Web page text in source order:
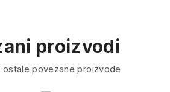
proizvodi
ostale povezane proizvode